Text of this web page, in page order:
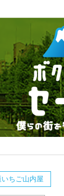
ちご山内屋